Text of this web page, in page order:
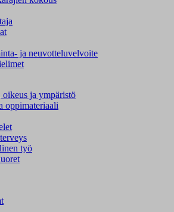
ja neuvotteluvelvoite
ja ympäristö
oppimateriaali
työ